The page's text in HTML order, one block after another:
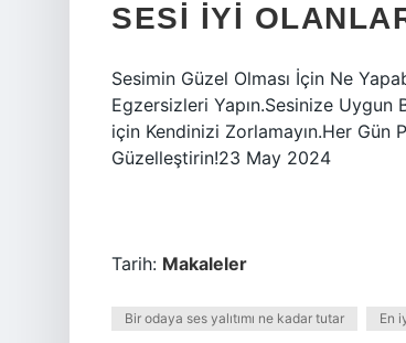
SESI IYI
Sesimin Güzel Olması İçin Ne
Egzersizleri Yapın.Sesinize Uygun
için Kendinizi Zorlamayın.Her Gün
Güzelleştirin!23 May 2024
Tarih: Makaleler
Bir odaya ses yalıtımı ne kadar tutar En